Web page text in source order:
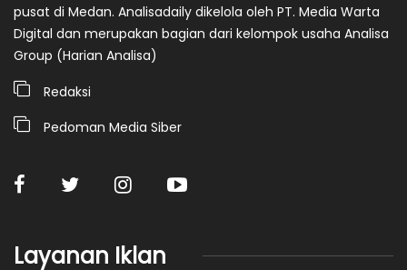
pusat di Medan. Analisadaily dikelola oleh PT. Media Warta
Digital dan merupakan bagian dari kelompok usaha Analisa
Group (Harian Analisa)
Redaksi
Pedoman Media Siber
Layanan Iklan